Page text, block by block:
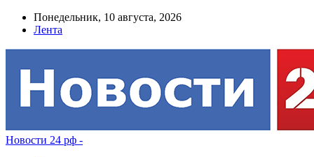
Понедельник, 10 августа, 2026
Лента
Новости 24 рф -